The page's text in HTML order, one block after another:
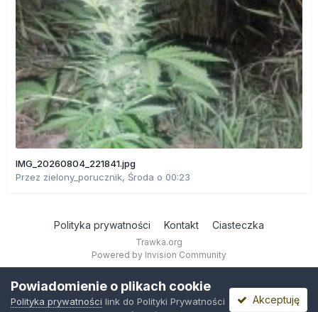
IMG_20260804_221841.jpg
Przez zielony_porucznik, Środa o 00:23
Polityka prywatności Kontakt Ciasteczka
Trawka.org
Powered by Invision Community
Powiadomienie o plikach cookie
Polityka prywatności link do Polityki Prywatności
Akceptuję